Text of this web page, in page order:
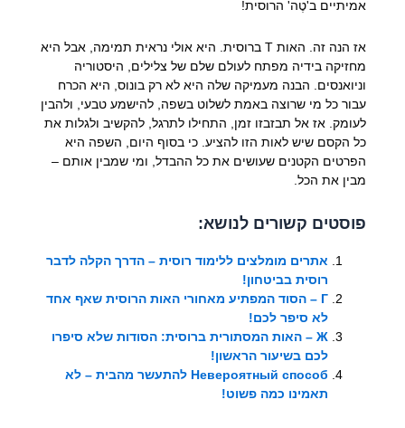
אמיתיים ב'טֶה' הרוסית!
אז הנה זה. האות Т ברוסית. היא אולי נראית תמימה, אבל היא
מחזיקה בידיה מפתח לעולם שלם של צלילים, היסטוריה
וניואנסים. הבנה מעמיקה שלה היא לא רק בונוס, היא הכרח
עבור כל מי שרוצה באמת לשלוט בשפה, להישמע טבעי, ולהבין
לעומק. אז אל תבזבזו זמן, התחילו לתרגל, להקשיב ולגלות את
כל הקסם שיש לאות הזו להציע. כי בסוף היום, השפה היא
הפרטים הקטנים שעושים את כל ההבדל, ומי שמבין אותם –
מבין את הכל.
פוסטים קשורים לנושא:
אתרים מומלצים ללימוד רוסית – הדרך הקלה לדבר
רוסית בביטחון!
Г – הסוד המפתיע מאחורי האות הרוסית שאף אחד
לא סיפר לכם!
Ж – האות המסתורית ברוסית: הסודות שלא סיפרו
לכם בשיעור הראשון!
Невероятный способ להתעשר מהבית – לא
תאמינו כמה פשוט!